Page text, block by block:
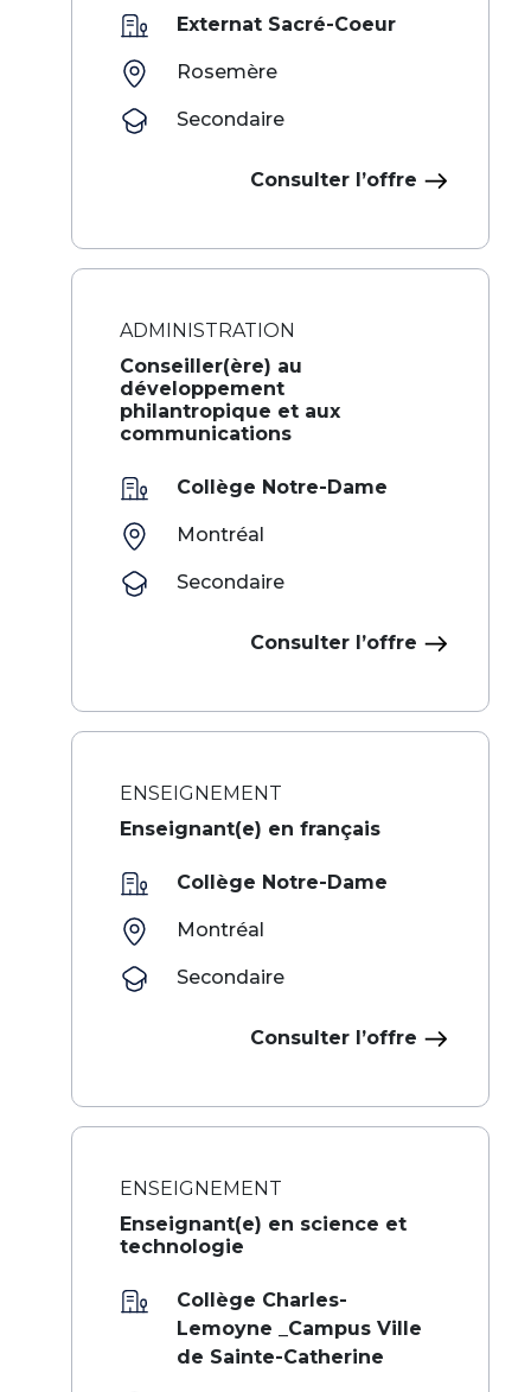
Externat Sacré-Coeur
Rosemère
Secondaire
Consulter l’offre
ADMINISTRATION
Conseiller(ère) au
développement
philantropique et aux
communications
Collège Notre-Dame
Montréal
Secondaire
Consulter l’offre
ENSEIGNEMENT
Enseignant(e) en français
Collège Notre-Dame
Montréal
Secondaire
Consulter l’offre
ENSEIGNEMENT
Enseignant(e) en science et
technologie
Collège Charles-
Lemoyne _Campus Ville
de Sainte-Catherine